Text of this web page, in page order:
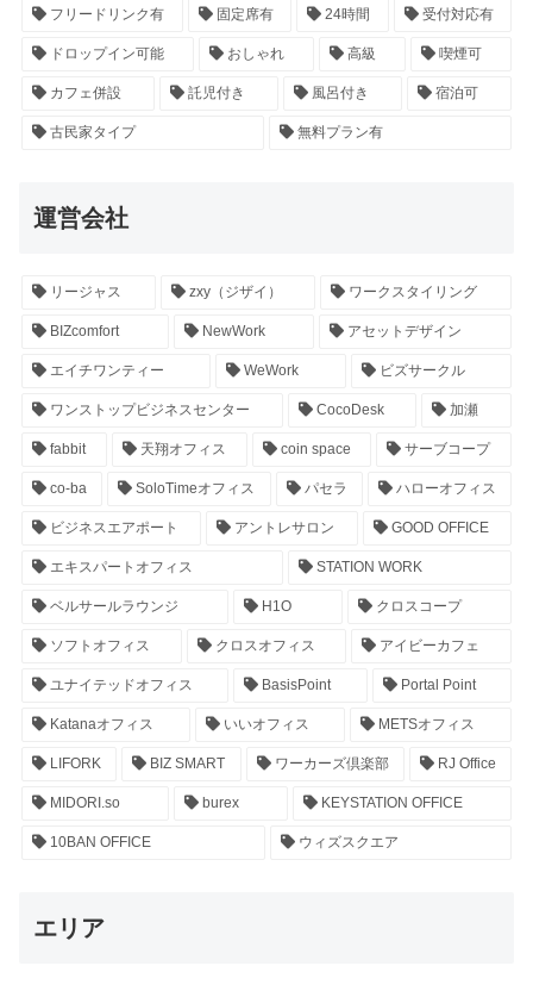
フリードリンク有 固定席有 24時間 受付対応有
ドロップイン可能 おしゃれ 高級 喫煙可
カフェ併設 託児付き 風呂付き 宿泊可
古民家タイプ 無料プラン有
運営会社
リージャス zxy（ジザイ） ワークスタイリング
BIZcomfort NewWork アセットデザイン
エイチワンティー WeWork ビズサークル
ワンストップビジネスセンター CocoDesk 加瀬
fabbit 天翔オフィス coin space サーブコープ
co-ba SoloTimeオフィス パセラ ハローオフィス
ビジネスエアポート アントレサロン GOOD OFFICE
エキスパートオフィス STATION WORK
ベルサールラウンジ H1O クロスコープ
ソフトオフィス クロスオフィス アイビーカフェ
ユナイテッドオフィス BasisPoint Portal Point
Katanaオフィス いいオフィス METSオフィス
LIFORK BIZ SMART ワーカーズ倶楽部 RJ Office
MIDORI.so burex KEYSTATION OFFICE
10BAN OFFICE ウィズスクエア
エリア